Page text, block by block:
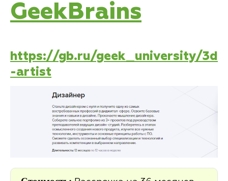
GeekBrains
https://gb.ru/geek_university/3d
-artist